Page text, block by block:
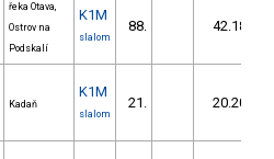
řeka Otava,
Ostrov na
Podskalí
K1M
slalom
88. 42.18
Kadaň
K1M
slalom
21. 20.20